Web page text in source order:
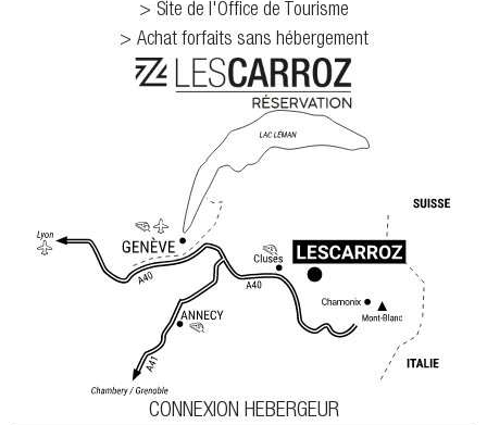
Site de l'Office de Tourisme
Achat forfaits sans hébergement
CONNEXION HEBERGEUR